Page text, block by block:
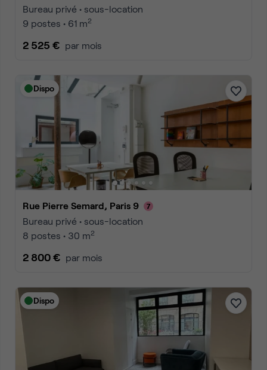
Bureau privé • sous-location
9 postes • 61 m2
2 525 € par mois
Dispo
Rue Pierre Semard, Paris 9
Bureau privé • sous-location
8 postes • 30 m2
2 800 € par mois
Dispo